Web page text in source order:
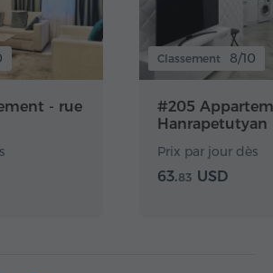
- rue
Classement 8/10
#205
Hanrapetutyan
Prix par jour dès
63.83 USD